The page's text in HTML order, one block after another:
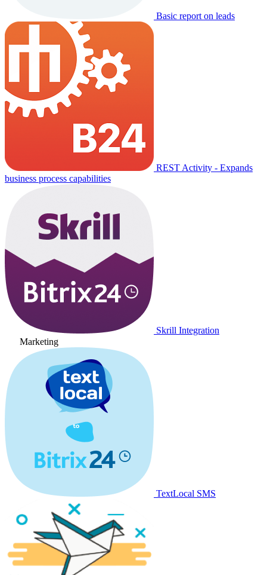
Basic report on leads
REST Activity - Expands
business process capabilities
Skrill Integration
Marketing
TextLocal SMS